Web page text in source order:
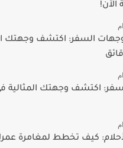
الآن!
وجهات السفر: اكتشف وجهتك
كيف تخطط لمغامرة